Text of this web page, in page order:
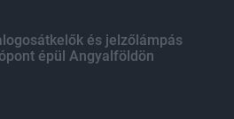
és jelzőlámpás
épül Angyalföldön